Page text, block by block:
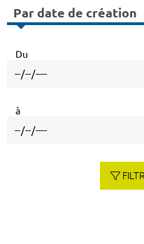
Par date de création
Du
à